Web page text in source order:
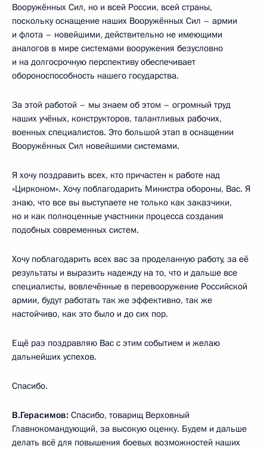
Вооружённых Сил, но и всей России, всей страны,
поскольку оснащение наших Вооружённых Сил – армии
и флота – новейшими, действительно не имеющими
аналогов в мире системами вооружения безусловно
и на долгосрочную перспективу обеспечивает
обороноспособность нашего государства.
За этой работой – мы знаем об этом – огромный труд
наших учёных, конструкторов, талантливых рабочих,
военных специалистов. Это большой этап в оснащении
Вооружённых Сил новейшими системами.
Я хочу поздравить всех, кто причастен к работе над
«Цирконом». Хочу поблагодарить Министра обороны, Вас. Я
знаю, что все вы выступаете не только как заказчики,
но и как полноценные участники процесса создания
подобных современных систем.
Хочу поблагодарить всех вас за проделанную работу, за её
результаты и выразить надежду на то, что и дальше все
специалисты, вовлечённые в перевооружение Российской
армии, будут работать так же эффективно, так же
настойчиво, как это было и до сих пор.
Ещё раз поздравляю Вас с этим событием и желаю
дальнейших успехов.
Спасибо.
В.Герасимов: Спасибо, товарищ Верховный
Главнокомандующий, за высокую оценку. Будем и дальше
делать всё для повышения боевых возможностей наших